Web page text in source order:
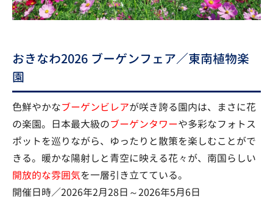
おきなわ2026 ブーゲンフェア／東南植物楽
園
色鮮やかなブーゲンビレアが咲き誇る園内は、まさに花
の楽園。日本最大級のブーゲンタワーや多彩なフォトス
ポットを巡りながら、ゆったりと散策を楽しむことがで
きる。暖かな陽射しと青空に映える花々が、南国らしい
開放的な雰囲気を一層引き立てている。
開催日時／2026年2月28日～2026年5月6日